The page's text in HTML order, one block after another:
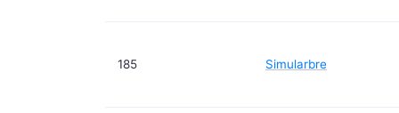
185 Simularbre